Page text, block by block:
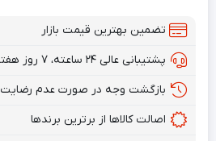
تضمین بهترین قیمت بازار
پشتیبانی عالی ۲۴ ساعته، ۷ روز هفته
بازگشت وجه در صورت عدم رضایت
اصالت کالاها از برترین برندها